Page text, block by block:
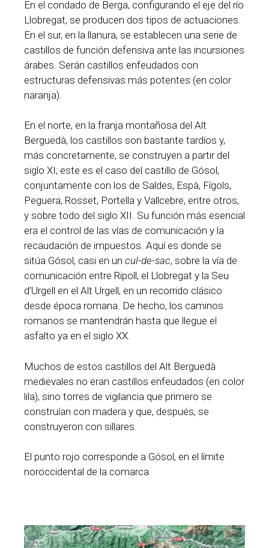
En el condado de Berga, configurando el eje del río
Llobregat, se producen dos tipos de actuaciones.
En el sur, en la llanura, se establecen una serie de
castillos de función defensiva ante las incursiones
árabes. Serán castillos enfeudados con
estructuras defensivas más potentes (en color
naranja).
En el norte, en la franja montañosa del Alt
Berguedà, los castillos son bastante tardíos y,
más concretamente, se construyen a partir del
siglo XI; este es el caso del castillo de Gósol,
conjuntamente con los de Saldes, Espà, Fígols,
Peguera, Rosset, Portella y Vallcebre, entre otros,
y sobre todo del siglo XII. Su función más esencial
era el control de las vías de comunicación y la
recaudación de impuestos. Aquí es donde se
sitúa Gósol, casi en un cul-de-sac, sobre la vía de
comunicación entre Ripoll, el Llobregat y la Seu
d’Urgell en el Alt Urgell, en un recorrido clásico
desde época romana. De hecho, los caminos
romanos se mantendrán hasta que llegue el
asfalto ya en el siglo XX.
Muchos de estos castillos del Alt Berguedà
medievales no eran castillos enfeudados (en color
lila), sino torres de vigilancia que primero se
construían con madera y que, después, se
construyeron con sillares.
El punto rojo corresponde a Gósol, en el límite
noroccidental de la comarca.